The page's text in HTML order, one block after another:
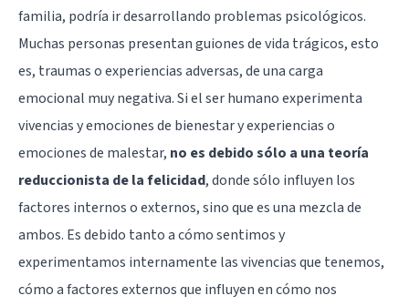
familia, podría ir desarrollando problemas psicológicos.
Muchas personas presentan guiones de vida trágicos, esto
es, traumas o experiencias adversas, de una carga
emocional muy negativa. Si el ser humano experimenta
vivencias y emociones de bienestar y experiencias o
emociones de malestar, no es debido sólo a una teoría
reduccionista de la felicidad, donde sólo influyen los
factores internos o externos, sino que es una mezcla de
ambos. Es debido tanto a cómo sentimos y
experimentamos internamente las vivencias que tenemos,
cómo a factores externos que influyen en cómo nos